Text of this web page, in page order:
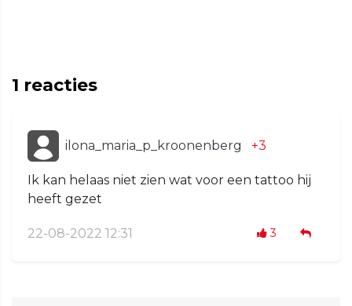
1 reacties
ilona_maria_p_kroonenberg +3
Ik kan helaas niet zien wat voor een tattoo hij
heeft gezet
22-08-2022 12:31 3